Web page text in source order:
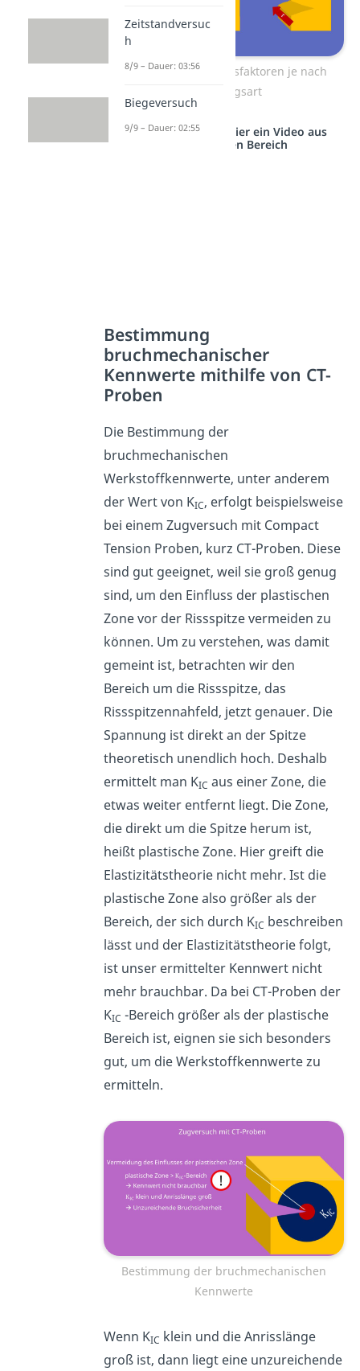
Spannungsintensitätsfaktoren je nach
Belastungsart
Studyflix vernetzt: Hier ein Video aus
einem anderen Bereich
Bestimmung
bruchmechanischer
Kennwerte mithilfe von CT-
Proben
Die Bestimmung der
bruchmechanischen
Werkstoffkennwerte, unter anderem
der Wert von KIC, erfolgt beispielsweise
bei einem Zugversuch mit Compact
Tension Proben, kurz CT-Proben. Diese
sind gut geeignet, weil sie groß genug
sind, um den Einfluss der plastischen
Zone vor der Rissspitze vermeiden zu
können. Um zu verstehen, was damit
gemeint ist, betrachten wir den
Bereich um die Rissspitze, das
Rissspitzennahfeld, jetzt genauer. Die
Spannung ist direkt an der Spitze
theoretisch unendlich hoch. Deshalb
ermittelt man KIC aus einer Zone, die
etwas weiter entfernt liegt. Die Zone,
die direkt um die Spitze herum ist,
heißt plastische Zone. Hier greift die
Elastizitätstheorie nicht mehr. Ist die
plastische Zone also größer als der
Bereich, der sich durch KIC beschreiben
lässt und der Elastizitätstheorie folgt,
ist unser ermittelter Kennwert nicht
mehr brauchbar. Da bei CT-Proben der
KIC -Bereich größer als der plastische
Bereich ist, eignen sie sich besonders
gut, um die Werkstoffkennwerte zu
ermitteln.
Bestimmung der bruchmechanischen
Kennwerte
Wenn KIC klein und die Anrisslänge
groß ist, dann liegt eine unzureichende
Zeitstandversuc
h
8/9 – Dauer: 03:56
Biegeversuch
9/9 – Dauer: 02:55